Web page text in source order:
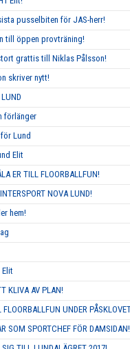
pusselbiten för JAS-herr!
till öppen provträning!
grattis till Niklas Pålsson!
skriver nytt!
förlänger
Lund
Elit
ER TILL FLOORBALLFUN!
NOVA LUND!
hem!
KLIVA AV PLAN!
UNDER
SOM SPORTCHEF FÖR DAMSIDAN!